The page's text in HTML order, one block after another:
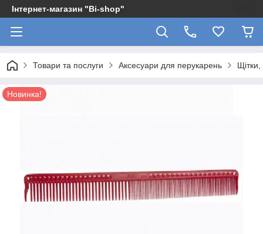
Інтернет-магазин "Bi-shop"
Товари та послуги Аксесуари для перукарень Щітки,
Новинка!